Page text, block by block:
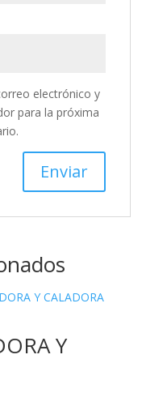
electrónico y
para la próxima
Y